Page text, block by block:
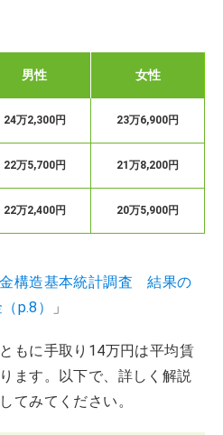
男性 女性
24万2,300円 23万6,900円
22万5,700円 21万8,200円
22万2,400円 20万5,900円
構造基本統計調査 結果の
p.8）
」
もに手取り14万円は平均賃
ます。以下で、詳しく解説
てみてください。